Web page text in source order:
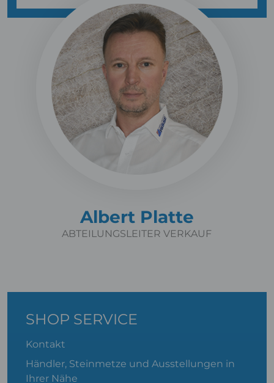
Albert Platte
ABTEILUNGSLEITER VERKAUF
SHOP SERVICE
Kontakt
Händler, Steinmetze und Ausstellungen in
Ihrer Nähe